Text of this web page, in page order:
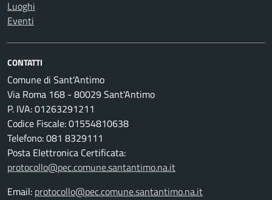
Luoghi
Eventi
CONTATTI
Comune di Sant'Antimo
Via Roma 168 - 80029 Sant'Antimo
P. IVA: 01263291211
Codice Fiscale: 01554810638
Telefono: 081 8329111
Posta Elettronica Certificata:
protocollo@pec.comune.santantimo.na.it
Email: protocollo@pec.comune.santantimo.na.it